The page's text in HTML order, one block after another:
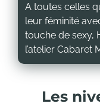
A toutes celles
leur féminité
touche de sexy,
l’atelier Cabaret
Les